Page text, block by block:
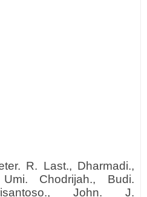
R. Last., Dharmadi.,
Chodrijah., Budi.
John. J.